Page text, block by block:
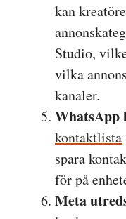
kan
Studio,
vilka
kanaler.
WhatsApp
kontaktlista
spara
för på
Meta